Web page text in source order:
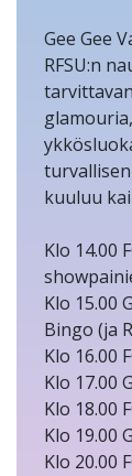
Gee Gee
RFSU:n
kuuluu
Klo 14.00
Klo 15.00
Bingo (ja
Klo 16.00
Klo 17.00
Klo 18.00
Klo 19.00
Klo 20.00